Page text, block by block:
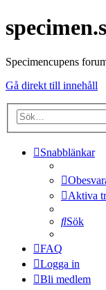
Specimencupens
Gå direkt till innehåll
Snabblänkar
Aktiva
Sök
FAQ
Logga in
Bli medlem